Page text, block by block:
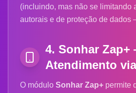
(incluindo, mas não se limitando
autorais e de proteção de dados
4. Sonhar
Atendimento
O módulo Sonhar Zap+ permite